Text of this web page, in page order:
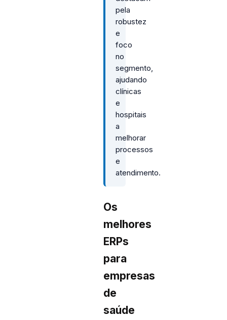
pela
robustez
e
foco
no
segmento,
ajudando
clínicas
e
hospitais
a
melhorar
processos
e
atendimento.
Os
melhores
ERPs
para
empresas
de
saúde